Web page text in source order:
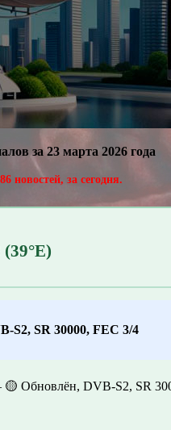
за 23 марта 2026 года
новостей, за сегодня.
S2, SR 30000, FEC 3/4
Обновлён, DVB-S2, SR